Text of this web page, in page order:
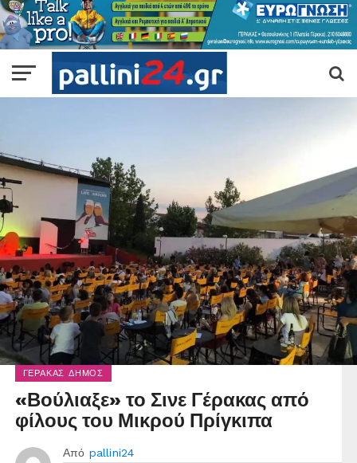
ΓΈΡΑΚΑΣ ΔΉΜΟΣ
«Βούλιαξε» το Σινε Γέρακας από
φίλους του Μικρού Πρίγκιπα
Από pallini24